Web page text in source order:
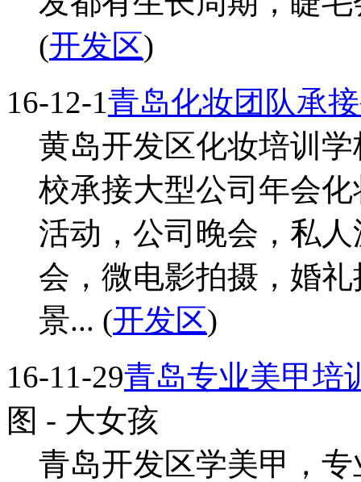
(开发区)
16-12-1青岛化妆团队承
黄岛开发区化妆培训
校承接大型公司年会
活动，公司晚会，私
会，微电影拍摄，婚
景... (开发区)
16-11-29青岛专业美甲培
图 - 大女孩
青岛开发区学美甲，